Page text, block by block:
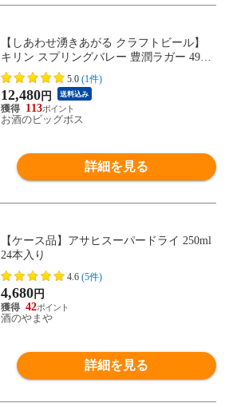
【しあわせ湧きあがる クラフトビール】
キリン スプリングバレー 豊潤ラガー 496 3
50ml×2ケース/48本《048》『IAS』【本州
のみ 送料無料】SPRING VALLEY BREWE
RY
5.0 (1件)
12,480円 送料込み
113
お酒のビッグボス
詳細を見る
【ケース品】アサヒスーパードライ 250ml
24本入り
4.6 (5件)
4,680円
42
酒のやまや
詳細を見る